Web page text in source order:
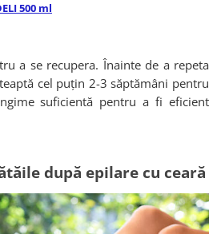
500 ml
a se recupera. Înainte de a repeta
cel puțin 2-3 săptămâni pentru
suficientă pentru a fi eficient
după epilare cu ceară